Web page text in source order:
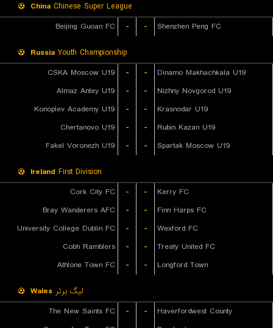
China Chinese Super League
Beijing Guoan FC
- - Shenzhen Peng FC
Russia Youth Championship
CSKA Moscow U19
- -
Dinamo Makhachkala U19
Almaz Antey U19
- -
Nizhny Novgorod U19
Konoplev Academy U19
- -
Krasnodar U19
Chertanovo U19
- -
Rubin Kazan U19
Fakel Voronezh U19
- - Spartak Moscow U19
Ireland First Division
Cork City FC
- -
Kerry FC
Bray Wanderers AFC
- -
Finn Harps FC
University College Dublin FC
- -
Wexford FC
Cobh Ramblers
- -
Treaty United FC
Athlone Town FC
- - Longford Town
Wales لیگ برتر
The New Saints FC
- -
Haverfordwest County